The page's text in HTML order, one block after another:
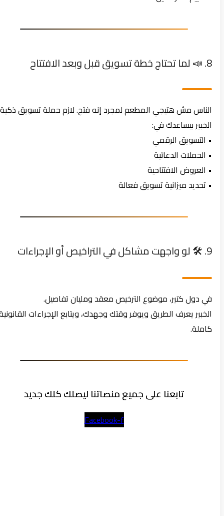
الناس مش هتيجي المطعم لمجرد إنه فتح. لازم حملة تسويق ذكية.
الخبير بيساعدك في:
• التسويق الرقمي
• الحملات الدعائية
• العروض الافتتاحية
• تحديد ميزانية تسويق فعالة
في دول كتير، موضوع الترخيص معقد ومليان تفاصيل.
الخبير يعرف الطريق ويوفر وقتك وجهدك، ويتابع الإجراءات القانونية
كاملة.
تابعنا على جميع منصاتنا ليصلك كلك جديد
Facebook-f